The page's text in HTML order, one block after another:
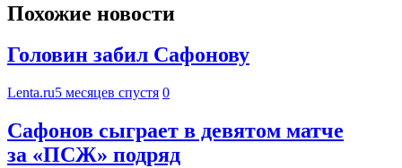
Похожие новости
Головин забил Сафонову
Lenta.ru5 месяцев спустя 0
Сафонов сыграет в девятом матче
за «ПСЖ» подряд